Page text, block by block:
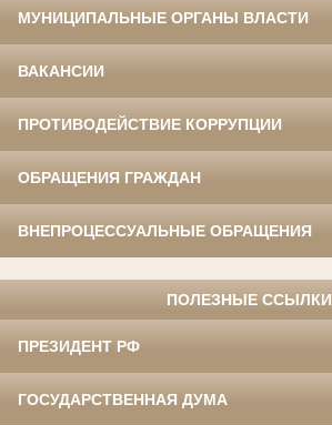
МУНИЦИПАЛЬНЫЕ ОРГАНЫ ВЛАСТИ
ВАКАНСИИ
ПРОТИВОДЕЙСТВИЕ КОРРУПЦИИ
ОБРАЩЕНИЯ ГРАЖДАН
ВНЕПРОЦЕССУАЛЬНЫЕ ОБРАЩЕНИЯ
ПОЛЕЗНЫЕ ССЫЛКИ
ПРЕЗИДЕНТ РФ
ГОСУДАРСТВЕННАЯ ДУМА